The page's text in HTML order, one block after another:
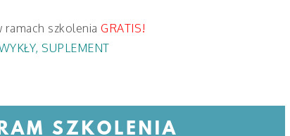
szkolenia GRATIS!
, SUPLEMENT